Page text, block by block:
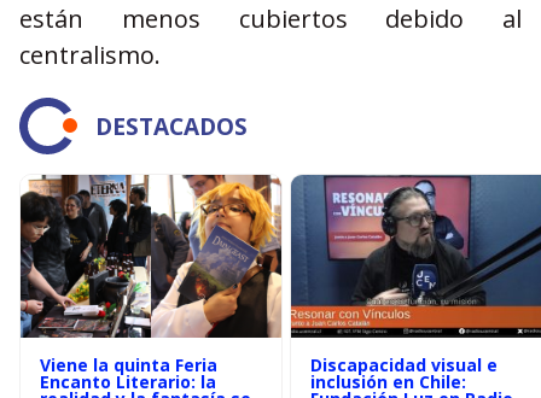
están menos cubiertos debido al
centralismo.
DESTACADOS
Viene la quinta Feria
Encanto Literario: la
Discapacidad visual e
inclusión en Chile: